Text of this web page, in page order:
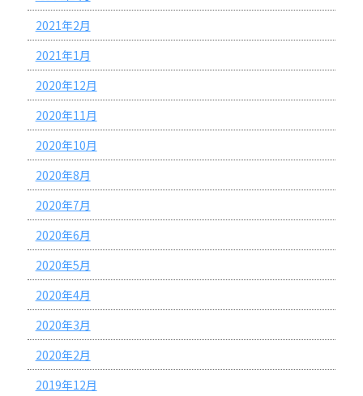
2021年2月
2021年1月
2020年12月
2020年11月
2020年10月
2020年8月
2020年7月
2020年6月
2020年5月
2020年4月
2020年3月
2020年2月
2019年12月